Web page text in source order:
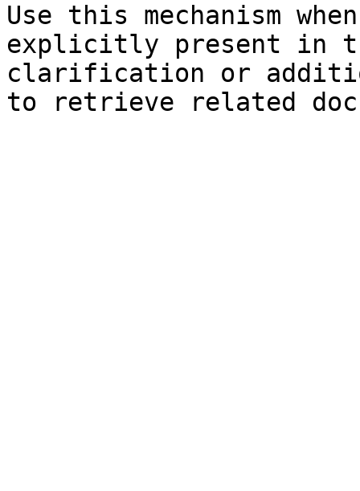
Use this mechanism
explicitly present in
clarification or